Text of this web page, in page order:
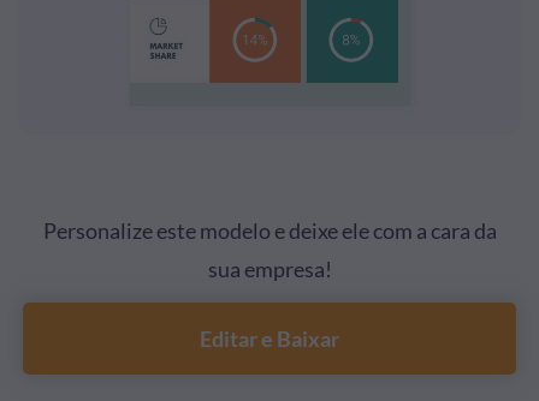
Personalize este modelo e deixe ele com a cara da
sua empresa!
Editar e Baixar